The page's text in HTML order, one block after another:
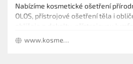
Nabízíme kosmetické ošetření
OLOS, přístrojové ošetření těla i
obličeje a dekoltu, přístrojovou
(IPL) špičkovým, profesionálním
www.kosmetikaalens.cz